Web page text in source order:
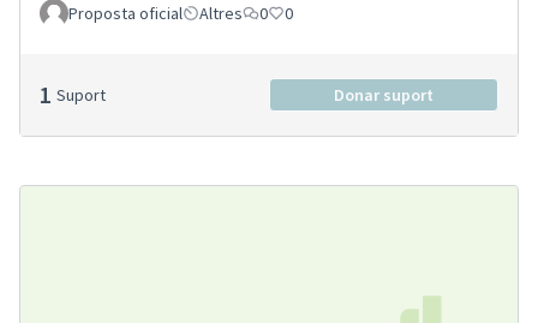
Proposta oficial Altres 0 0
1 Suport Donar suport